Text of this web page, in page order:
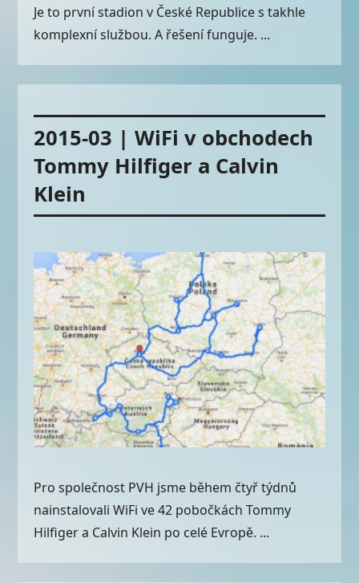
Je to první stadion v České Republice s takhle
komplexní službou. A řešení funguje. ...
2015-03 | WiFi v obchodech
Tommy Hilfiger a Calvin
Klein
Pro společnost PVH jsme během čtyř týdnů
nainstalovali WiFi ve 42 pobočkách Tommy
Hilfiger a Calvin Klein po celé Evropě. ...